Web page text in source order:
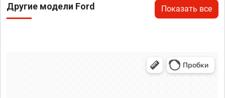
Другие модели Ford Показать все